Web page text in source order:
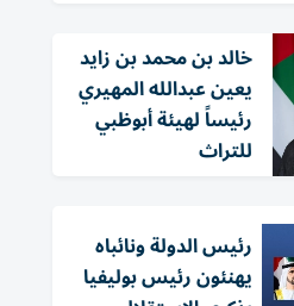
خالد بن محمد بن زايد
يعين عبدالله المهيري
رئيساً لهيئة أبوظبي
للتراث
رئيس الدولة ونائباه
يهنئون رئيس بوليفيا